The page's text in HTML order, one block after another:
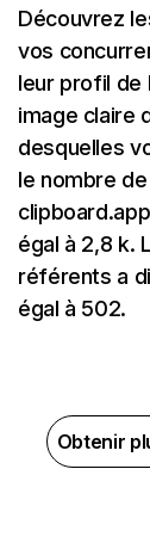
Découvrez
vos
leur profil de
image claire
desquelles
le nombre
égal à 2,8 k.
référents a
égal à 502.
Obtenir